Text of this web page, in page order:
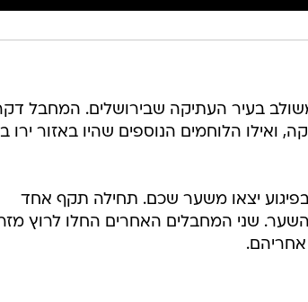
בעיר העתיקה שבירושלים. המחבל
הלוחמים הנוספים שהיו באזור ירו
יצאו משער שכם. תחילה תקף אחד
שני המחבלים האחרים החלו לרוץ
אחריהם.